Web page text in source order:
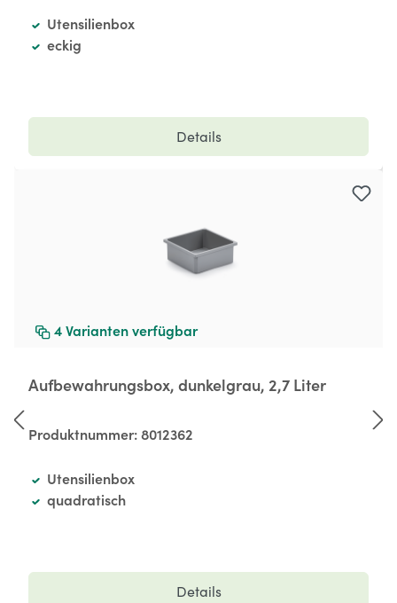
Utensilienbox
eckig
Details
4 Varianten verfügbar
Aufbewahrungsbox, dunkelgrau, 2,7 Liter
Produktnummer:8012362
Utensilienbox
quadratisch
Details